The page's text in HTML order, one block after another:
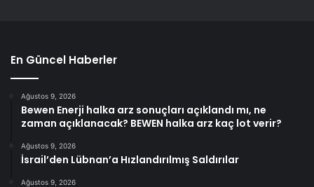
En Güncel Haberler
Ağustos 9, 2026
Bewen Enerji halka arz sonuçları açıklandı mı, ne
zaman açıklanacak? BEWEN halka arz kaç lot verir?
Ağustos 9, 2026
İsrail’den Lübnan’a Hızlandırılmış Saldırılar
Ağustos 9, 2026